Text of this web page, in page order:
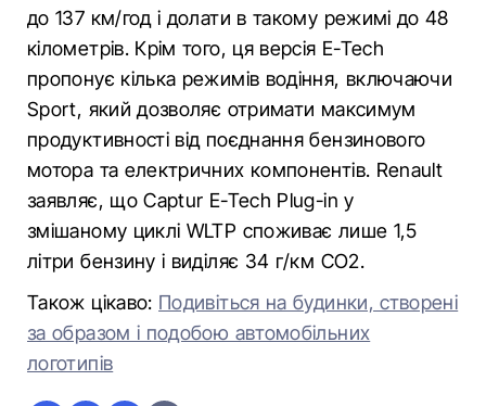
до 137 км/год і долати в такому режимі до 48
кілометрів. Крім того, ця версія E-Tech
пропонує кілька режимів водіння, включаючи
Sport, який дозволяє отримати максимум
продуктивності від поєднання бензинового
мотора та електричних компонентів. Renault
заявляє, що Captur E-Tech Plug-in у
змішаному циклі WLTP споживає лише 1,5
літри бензину і виділяє 34 г/км CO2.
Також цікаво: Подивіться на будинки, створені
за образом і подобою автомобільних
логотипів